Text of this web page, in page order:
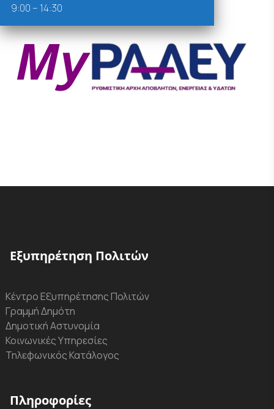
Εξυπηρέτηση Πολιτών
Κέντρο Εξυπηρέτησης Πολιτών
Γραμμή Δημότη
Δημοτική Αστυνομία
Κοινωνικές Υπηρεσίες
Τηλεφωνικός Κατάλογος
Πληροφορίες
9:00 – 14:30